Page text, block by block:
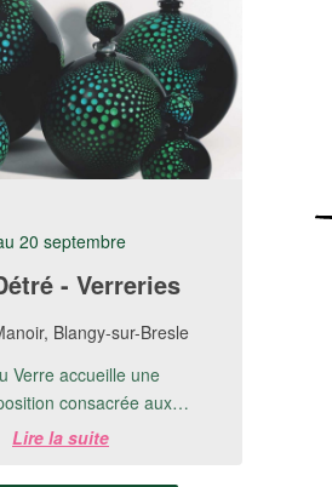
20 septembre
- Verreries
Blangy-sur-Bresle
Verre accueille une
consacrée aux
Michel Detré.📅 Du 8 juillet
Lire la suite